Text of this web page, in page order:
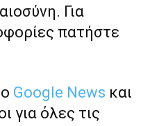
Για
πατήστε
Google News και
για όλες τις